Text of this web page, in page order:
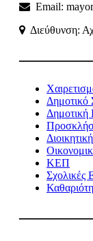
Email:
Διεύθυνση:
Δημοτικό
Δημοτική
ΚΕΠ
Σχολικές